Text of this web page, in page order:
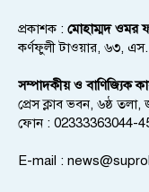
প্রকাশক : মোহাম্মদ ওমর
কর্ণফুলী টাওয়ার, ৬৩,
সম্পাদকীয় ও বাণিজ্যিক
প্রেস ক্লাব ভবন, ৬ষ্ঠ তলা,
ফোন : 02333363044-
E-mail :